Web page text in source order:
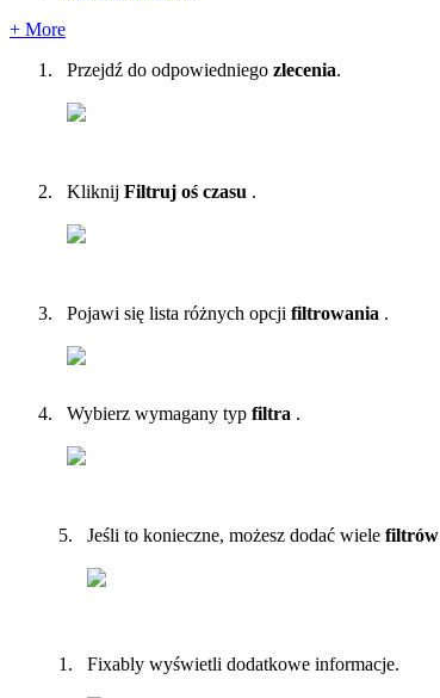
+ More
Przejdź do odpowiedniego zlecenia.
Kliknij Filtruj oś czasu .
Pojawi się lista różnych opcji filtrowania .
Wybierz wymagany typ filtra .
Jeśli to konieczne, możesz dodać wiele filtrów
Fixably wyświetli dodatkowe informacje.